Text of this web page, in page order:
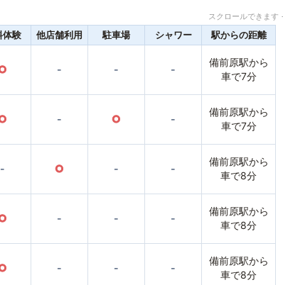
スクロールできま
体験 他店舗利用 駐車場 シャワー 駅からの距離
- - -
備前原駅から
車で7分
- ○ -
備前原駅から
車で7分
- ○ - -
備前原駅から
車で8分
- - -
備前原駅から
車で8分
- - -
備前原駅から
車で8分